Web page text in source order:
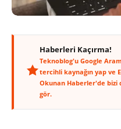
Haberleri Kaçırma!
Teknoblog'u Google
tercihli kaynağın yap ve
Okunan Haberler'de bizi
gör.